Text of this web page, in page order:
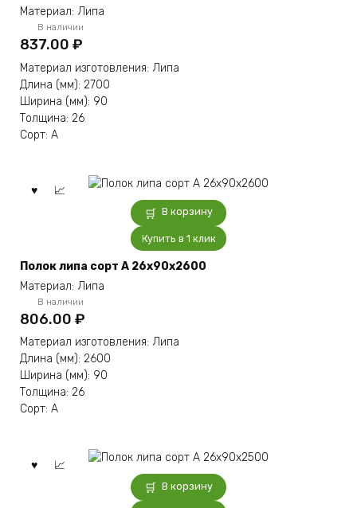
Материал: Липа
В наличии
837.00 ₽
Материал изготовления: Липа
Длина (мм): 2700
Ширина (мм): 90
Толщина: 26
Сорт: А
В корзину
Купить в 1 клик
Полок липа сорт А 26x90x2600
Материал: Липа
В наличии
806.00 ₽
Материал изготовления: Липа
Длина (мм): 2600
Ширина (мм): 90
Толщина: 26
Сорт: А
В корзину